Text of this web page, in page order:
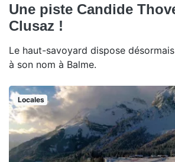
Une piste Candide
Clusaz !
Le haut-savoyard dispose
à son nom à Balme.
Locales